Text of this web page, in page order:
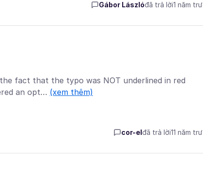
Gábor Lászlóđã trả lời1 năm
fact that the typo was NOT underlined in red
an opt… (xem thêm)
cor-elđã trả lời11 năm